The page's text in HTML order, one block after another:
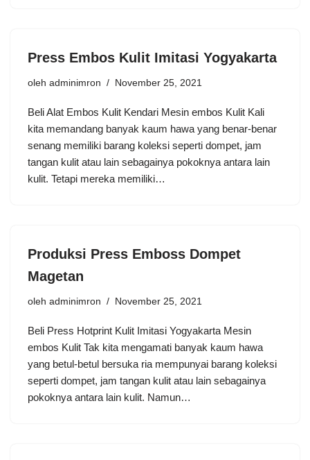
Press Embos Kulit Imitasi Yogyakarta
oleh adminimron November 25, 2021
Beli Alat Embos Kulit Kendari Mesin embos Kulit Kali
kita memandang banyak kaum hawa yang benar-benar
senang memiliki barang koleksi seperti dompet, jam
tangan kulit atau lain sebagainya pokoknya antara lain
kulit. Tetapi mereka memiliki…
Produksi Press Emboss Dompet
Magetan
oleh adminimron November 25, 2021
Beli Press Hotprint Kulit Imitasi Yogyakarta Mesin
embos Kulit Tak kita mengamati banyak kaum hawa
yang betul-betul bersuka ria mempunyai barang koleksi
seperti dompet, jam tangan kulit atau lain sebagainya
pokoknya antara lain kulit. Namun…